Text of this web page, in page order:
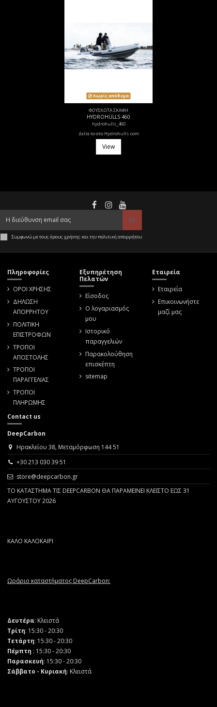
Χωρίς απόθεμα
ΦΟΥΣΚΩΤΑ ΣΚΑΦΗ
HYDROHULLS 460
hydrohulls_460
Δείτε το στο Hydrohulls.com
View
Συμφωνώ με τους όρους χρήσης και την πολιτική απορρήτου
Πληροφορίες
ΟΡΟΙ ΧΡΗΣΗΣ
ΔΗΛΩΣΗ
ΑΠΟΡΡΗΤΟΥ
ΠΟΛΙΤΙΚΗ
ΕΠΙΣΤΡΟΦΩΝ
ΤΡΟΠΟΙ
ΑΠΟΣΤΟΛΗΣ
ΤΡΟΠΟΙ
ΠΑΡΑΓΓΕΛΙΑΣ
ΤΡΟΠΟΙ
ΠΛΗΡΩΜΗΣ
Εξυπηρέτηση
Πελατών
Είσοδος
Ο λογαριασμός
μου
Ιστορικό
παραγγελιών
Παρακολούθηση
επισκέπτη
sitemap
Εταιρεία
Εταιρεία
Επικοινωνήστε
μαζί μας
Contact us
DeepCarbon
Ηρακλείου 38, Μεταμόρφωση 144 51
+30 213 030 39 51
store@deepcarbon.gr
ΤΟ ΚΑΤΑΣΤΗΜΑ ΤΙΣ DEEPCARBON ΘΑ ΠΑΡΑΜΕΙΝΕΙ ΚΛΕΙΣΤΟ ΕΩΣ 31
ΑΥΓΟΥΣΤΟΥ 2026
ΚΑΛΟ ΚΑΛΟΚΑΙΡΙ
Ωράριο καταστήματος DeepCarbon:
Δευτέρα: Κλειστά
Τρίτη: 15:30 - 20:30
Τετάρτη: 15:30 - 20:30
Πέμπτη : 15:30 - 20:30
Παρασκευή: 15:30 - 20:30
Σάββατο - Κυριακή: Κλειστά